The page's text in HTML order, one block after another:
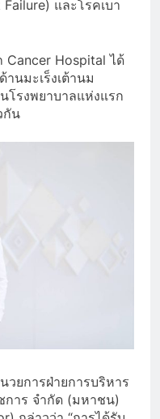
และโรคเบา
Hospital ได้
นมะเร็งเต้านม
โรงพยาบาลแห่งแรก
กัน
วยการฝ่ายการบริหาร
การ จำกัด (มหาชน)